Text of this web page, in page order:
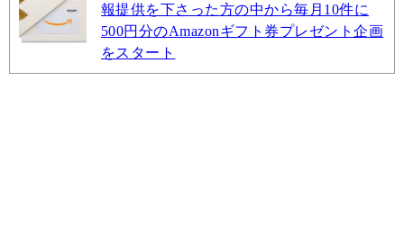
報提供を下さった方の中から毎月10件に
500円分のAmazonギフト券プレゼント企画
をスタート